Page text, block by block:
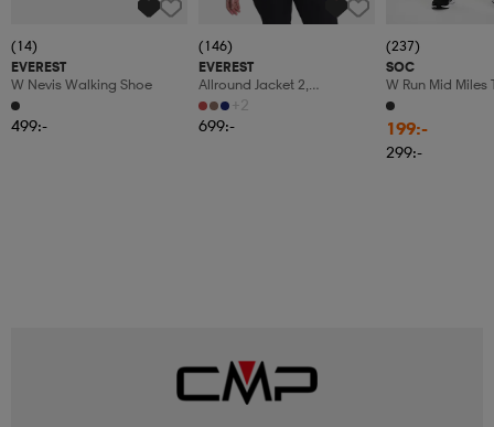
(14)
EVEREST
W Nevis Walking Shoe
499:-
(146)
EVEREST
Allround Jacket 2,
Regnjacka, Dam
+2
699:-
(237)
SOC
W Run Mid Miles
199:-
299:-